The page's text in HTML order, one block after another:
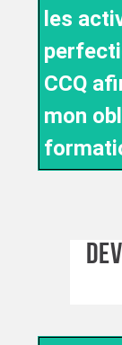
les
CCQ
mon